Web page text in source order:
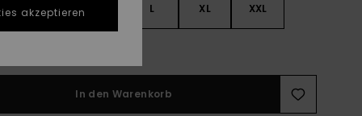
S L XL XXL
In den Warenkorb
akzeptieren